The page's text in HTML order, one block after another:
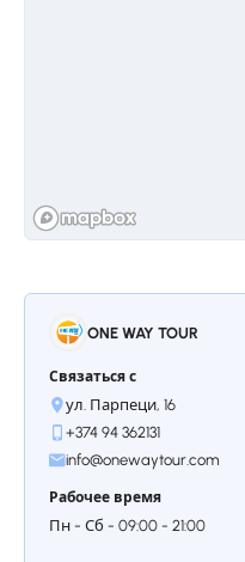
Остановкa 3.
Следующая
естественной
симметрией —
также часть
По сути,
протянутые
похожи на
«Симфония
ONE WAY TOUR
Связаться с
ул. Парпеци, 16
+374 94 362131
info@onewaytour.com
Рабочее время
Пн - Сб - 09:00 - 21:00